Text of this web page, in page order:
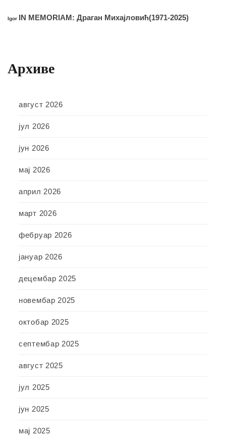
Igor IN MEMORIAM: Драган Михајловић(1971-2025)
Архиве
август 2026
јул 2026
јун 2026
мај 2026
април 2026
март 2026
фебруар 2026
јануар 2026
децембар 2025
новембар 2025
октобар 2025
септембар 2025
август 2025
јул 2025
јун 2025
мај 2025